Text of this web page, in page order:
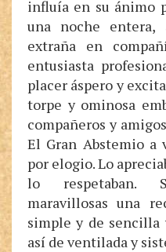
influía en su ánimo
una noche entera,
extraña en
entusiasta
placer áspero y
torpe y ominosa
compañeros y
El Gran Abstemio a
por elogio. Lo
lo respetaban.
maravillosas una
simple y de sencilla
así de ventilada y